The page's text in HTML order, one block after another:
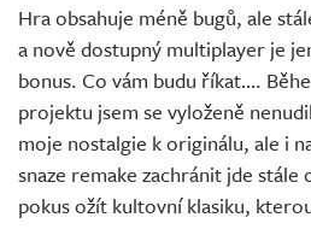
Hra obsahuje méně bugů, ale
a nově dostupný multiplayer je
bonus. Co vám budu říkat….
projektu jsem se vyloženě
moje nostalgie k originálu, ale i
snaze remake zachránit jde stále
pokus ožít kultovní klasiku,